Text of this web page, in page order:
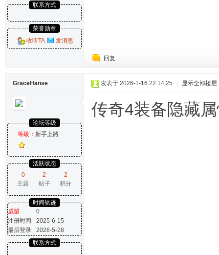
联系方式
荣誉勋章
收听TA
发消息
回复
GraceHanse
论坛等级
等級： 新手上路
活跃状态
0
主题
2
帖子
2
积分
时间轨迹
威望
0
注册时间
2025-6-15
最后登录
2026-5-28
联系方式
发表于 2026-1-16 22:14:25 显示全部楼层
传奇4装备隐藏